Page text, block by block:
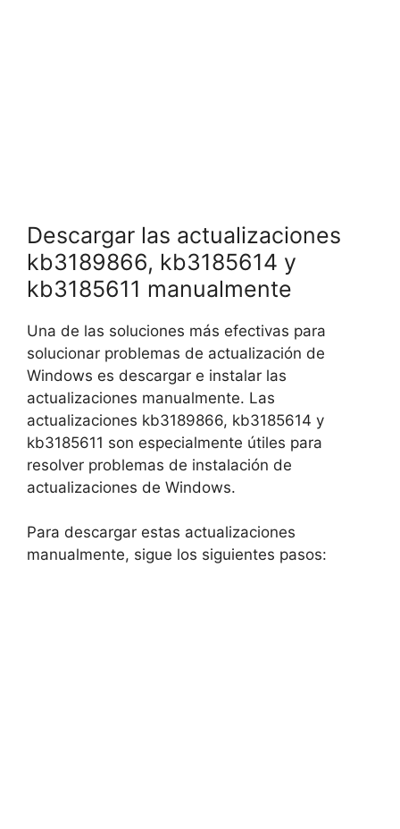
Descargar las actualizaciones
kb3189866, kb3185614 y
kb3185611 manualmente
Una de las soluciones más efectivas para
solucionar problemas de actualización de
Windows es descargar e instalar las
actualizaciones manualmente. Las
actualizaciones kb3189866, kb3185614 y
kb3185611 son especialmente útiles para
resolver problemas de instalación de
actualizaciones de Windows.
Para descargar estas actualizaciones
manualmente, sigue los siguientes pasos: